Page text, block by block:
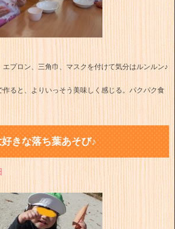
プロン、三角巾、マスクを付けて気分はルンルン♪
作ると、よりいっそう美味しく感じる。パクパク食
きな落ち葉あそび♪